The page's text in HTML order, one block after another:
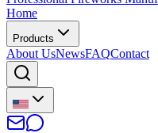
Home
Products
About UsNewsFAQContact